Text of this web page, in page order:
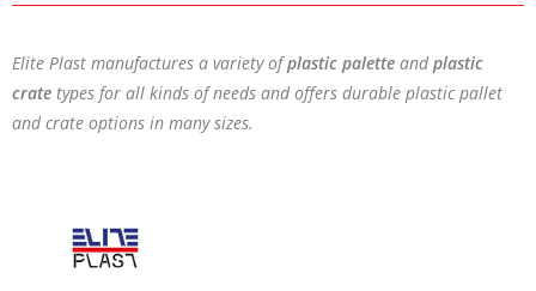
Elite Plast manufactures a variety ofplastic palette andplastic
crate types for all kinds of needs and offers durable plastic pallet
and crate options in many sizes.